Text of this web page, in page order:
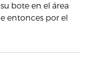
bote en el área
entonces por el